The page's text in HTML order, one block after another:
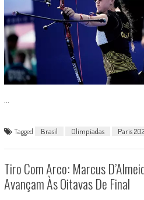
...
Tagged Brasil Olimpíadas Paris
Tiro Com Arco: Marcus
Avançam Às Oitavas De Final